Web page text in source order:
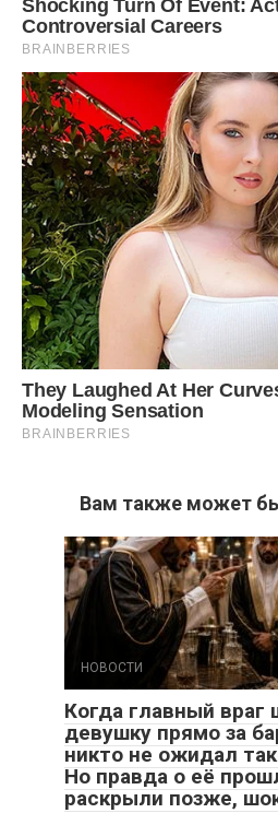
Вам также может
НОВОСТИ
Когда главный враг
девушку прямо за
никто не ожидал
Но правда о её
раскрыли позже,